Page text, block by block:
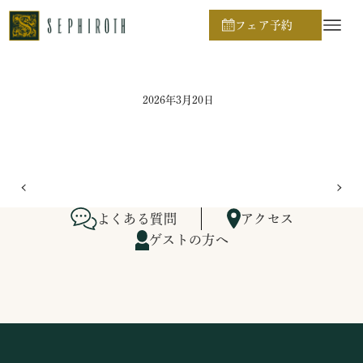
フェア予約
ホーム
2026年3月20日
よくある質問
アクセス
ゲストの方へ